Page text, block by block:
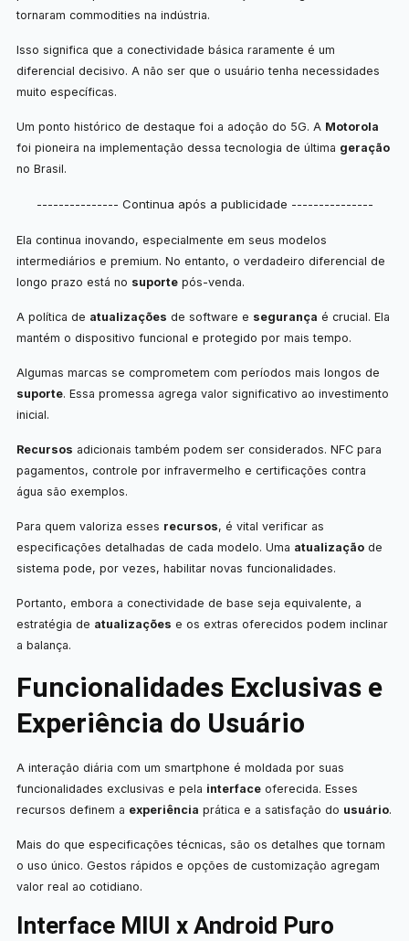
tornaram commodities na indústria.
Isso significa que a conectividade básica raramente é um
diferencial decisivo. A não ser que o usuário tenha necessidades
muito específicas.
Um ponto histórico de destaque foi a adoção do 5G. A Motorola
foi pioneira na implementação dessa tecnologia de última geração
no Brasil.
--------------- Continua após a publicidade ---------------
Ela continua inovando, especialmente em seus modelos
intermediários e premium. No entanto, o verdadeiro diferencial de
longo prazo está no suportepós-venda.
A política de atualizações de software e segurança é crucial. Ela
mantém o dispositivo funcional e protegido por mais tempo.
Algumas marcas se comprometem com períodos mais longos de
suporte. Essa promessa agrega valor significativo ao investimento
inicial.
Recursos adicionais também podem ser considerados. NFC para
pagamentos, controle por infravermelho e certificações contra
água são exemplos.
Para quem valoriza esses recursos, é vital verificar as
especificações detalhadas de cada modelo. Uma atualizaçãode
sistema pode, por vezes, habilitar novas funcionalidades.
Portanto, embora a conectividade de base seja equivalente, a
estratégia de atualizações e os extras oferecidos podem inclinar
a balança.
Funcionalidades Exclusivas e
Experiência do Usuário
A interação diária com um smartphone é moldada por suas
funcionalidades exclusivas e pela interfaceoferecida. Esses
recursos definem a experiência prática e a satisfação do usuário.
Mais do que especificações técnicas, são os detalhes que tornam
o uso único. Gestos rápidos e opções de customização agregam
valor real ao cotidiano.
Interface MIUI x Android Puro